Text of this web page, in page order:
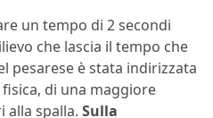
un tempo di 2 secondi
che lascia il tempo che
pesarese è stata indirizzata
di una maggiore
alla spalla. Sulla